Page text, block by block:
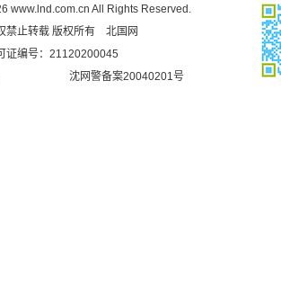
www.lnd.com.cn All Rights Reserved.
禁止转载 版权所有 北国网
证编号：21120200045
沈网警备案20040201号